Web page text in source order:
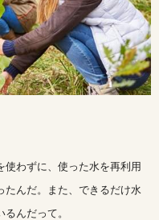
わずに、使った水を再利用
たんだ。また、できるだけ水
んだって。